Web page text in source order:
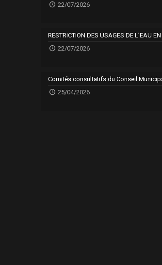
22/07/2026
RESTRICTION DES USAGES DE L’EAU
22/07/2026
Comités consultatifs du Conseil
25/04/2026